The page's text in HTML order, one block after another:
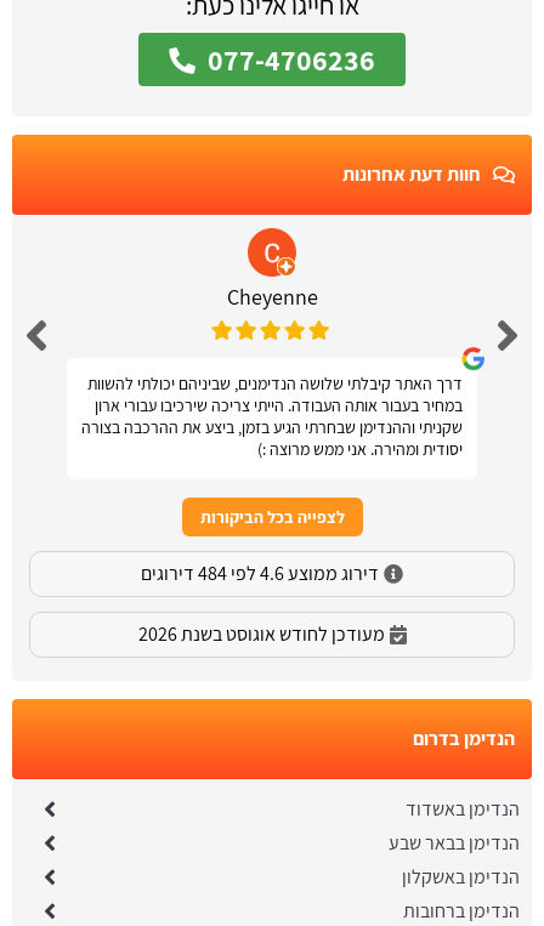
077-4706236
חוות דעת אחרונות
Cheyenne
דרך האתר קיבלתי שלושה הנדימנים, שביניהם יכולתי להשוות
במחיר בעבור אותה העבודה. הייתי צריכה שירכיבו עבורי ארון
שקניתי וההנדימן שבחרתי הגיע בזמן, ביצע את ההרכבה בצורה
יסודית ומהירה. אני ממש מרוצה :)
לצפייה בכל הביקורות
דירוג ממוצע 4.6 לפי 484 דירוגים
מעודכן לחודש אוגוסט בשנת 2026
הנדימן בדרום
הנדימן באשדוד
הנדימן בבאר שבע
הנדימן באשקלון
הנדימן ברחובות